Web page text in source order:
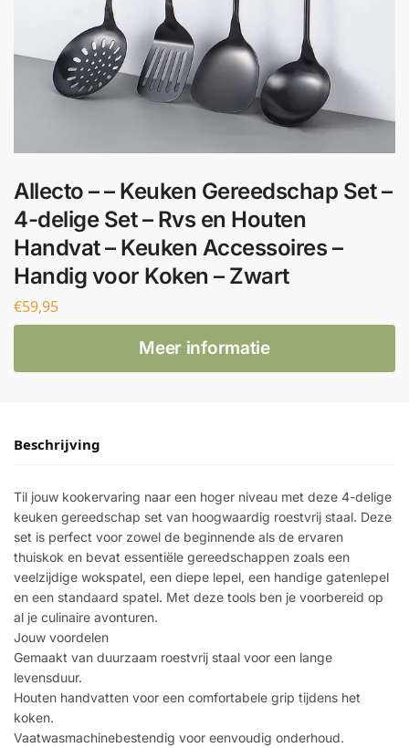
Allecto – – Keuken Gereedschap Set –
4-delige Set – Rvs en Houten
Handvat – Keuken Accessoires –
Handig voor Koken – Zwart
€59,95
Meer informatie
Beschrijving
Til jouw kookervaring naar een hoger niveau met deze 4-delige
keuken gereedschap set van hoogwaardig roestvrij staal. Deze
set is perfect voor zowel de beginnende als de ervaren
thuiskok en bevat essentiële gereedschappen zoals een
veelzijdige wokspatel, een diepe lepel, een handige gatenlepel
en een standaard spatel. Met deze tools ben je voorbereid op
al je culinaire avonturen.
Jouw voordelen
Gemaakt van duurzaam roestvrij staal voor een lange
levensduur.
Houten handvatten voor een comfortabele grip tijdens het
koken.
Vaatwasmachinebestendig voor eenvoudig onderhoud.